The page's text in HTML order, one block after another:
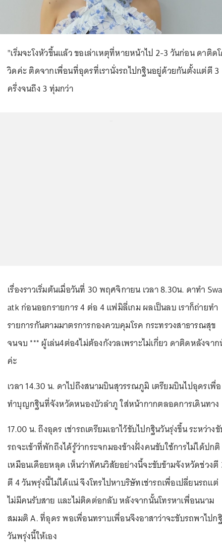
"เริ่มจะโงหัวขึ้นแล้ว ขอเล่าเหตุที่หายหน้าไป 2-3 วันก่อน ดาติด
วิดค่ะ ติดจากเพื่อนที่อุดรที่เรานั่งรถไปกฐินอยู่ด้วยกันตั้งแต่ตี 3
ครึ่งจนถึง 3 ทุ่มกว่า
เรื่องราวเริ่มต้นเมื่อวันที่ 30 พฤศจิกายน เวลา 8.30น. ดาทำ
atk ก่อนออกรายการ 4 ต่อ 4 แฟมิลี่เกม ผลเป็นลบ เราก็ถ่ายทำ
รายการกันตามมาตรการกองควบคุมโรค กระทรวงสาธารณสุข
จนจบ *** ผู้เล่น4ต่อ4ไม่ต้องกังวลเพราะไม่เกี่ยว ดาติดหลังจา
ค่ะ
เวลา 14.30 น. ดาไปถึงสนามบินสุวรรณภูมิ เตรียมบินไปอุดรเพื่อ
ทำบุญกฐินที่จังหวัดหนองบัวลำภู ใส่หน้ากากตลอดการเดินทาง
17.00 น. ถึงอุดร เช่ารถเตรียมเอาไว้ขับไปกฐินวันรุ่งขึ้น ระหว่าง
รถจะเข้าที่พักถึงได้รู้ว่ากระจกมองข้างฝั่งคนขับใช้การไม่ได้ปกติ
เหมือนเดือยหลุด เห็นว่าทัศนวิสัยอย่างนี้จะขับข้ามจังหวัดช่วงตี
ตี 4 วันพรุ่งนี้ไม่ได้แน่ จึงโทรไปหาบริษัทเช่ารถเพื่อเปลี่ยนรถแต่
ไม่มีคนรับสาย และไม่ติดต่อกลับ หลังจากนั้นโทรหาเพื่อนนาม
สมมติ A. ที่อุดร พอเพื่อนทราบเพื่อนจึงอาสาว่าจะขับรถพาไปก
วันพรุ่งนี้ให้เอง